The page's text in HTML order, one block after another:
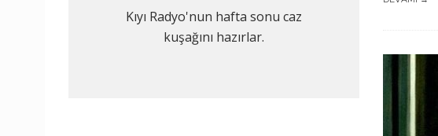
Kıyı Radyo'nun hafta sonu caz
kuşağını hazırlar.